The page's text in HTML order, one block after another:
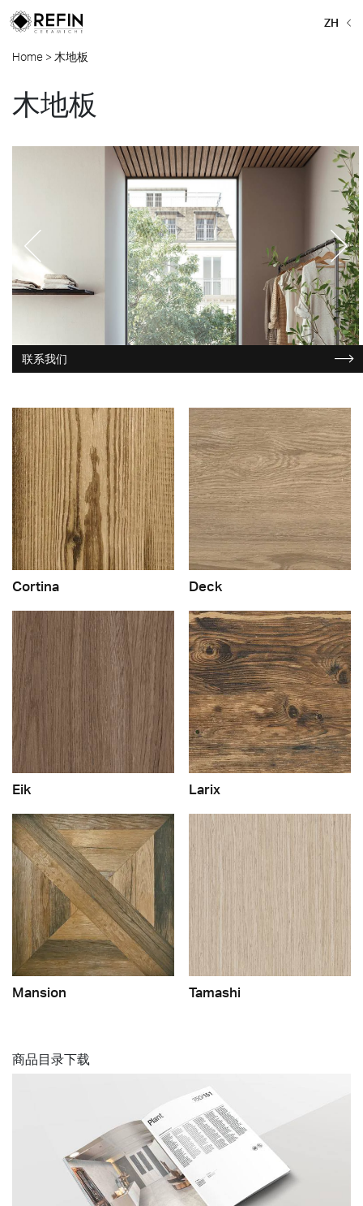
ZH
Home > 木地板
木地板
联系我们
Cortina Deck
Eik Larix
Mansion Tamashi
商品目录下载